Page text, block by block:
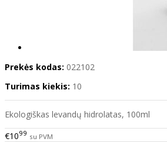
Prekės kodas: 022102
Turimas kiekis: 10
Ekologiškas levandų hidrolatas, 100ml
€1099 su PVM